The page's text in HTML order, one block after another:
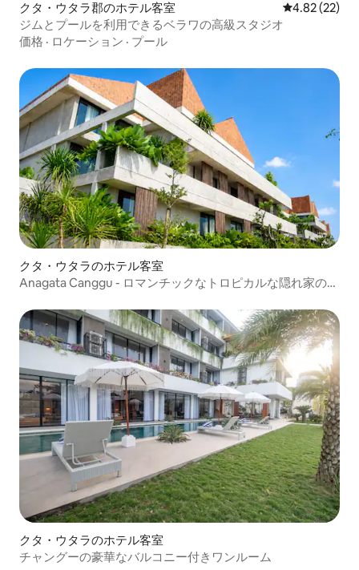
クタ・ウタラ郡のホテル客室 レビュー22
4.82 (22)
ジムとプールを利用できるベラワの高級スタジオ
価格 · ロケーション · プール
クタ・ウタラのホテル客室
Anagata Canggu - ロマンチックなトロピカルな隠れ家のワ
クタ・ウタラのホテル客室
チャングーの豪華なバルコニー付きワンルーム